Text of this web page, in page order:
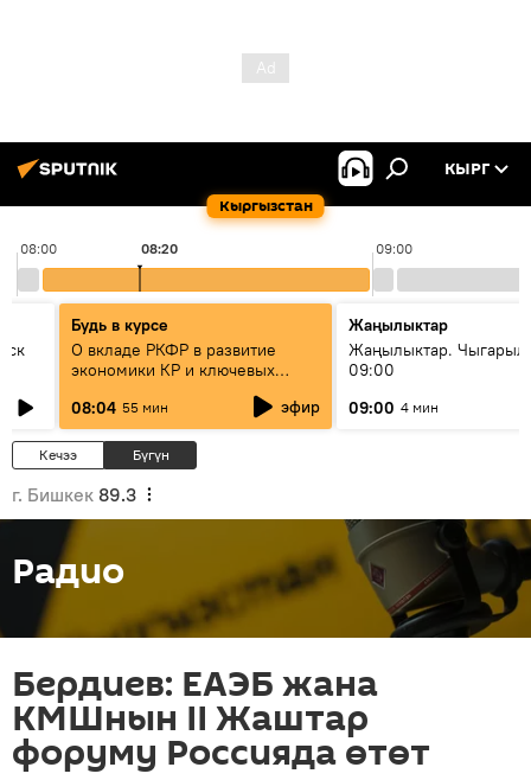
Кыргызстан
КЫРГ
08:00 09:00
08:20
Будь в курсе
О вкладе РКФР в развитие
экономики КР и ключевых
08:04 55 мин эфир
Жаңылыктар
Жаңылыктар.
09:00
09:00 4 мин
Кечээ Бүгүн
г. Бишкек 89.3
Радио
Бердиев: ЕАЭБ жана
КМШнын II Жаштар
форуму Россияда өтөт